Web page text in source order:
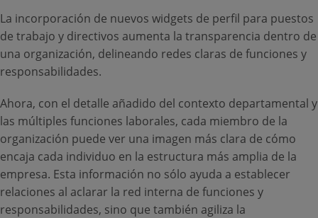
La incorporación de nuevos widgets de perfil para puestos
de trabajo y directivos aumenta la transparencia dentro de
una organización, delineando redes claras de funciones y
responsabilidades.
Ahora, con el detalle añadido del contexto departamental y
las múltiples funciones laborales, cada miembro de la
organización puede ver una imagen más clara de cómo
encaja cada individuo en la estructura más amplia de la
empresa. Esta información no sólo ayuda a establecer
relaciones al aclarar la red interna de funciones y
responsabilidades, sino que también agiliza la